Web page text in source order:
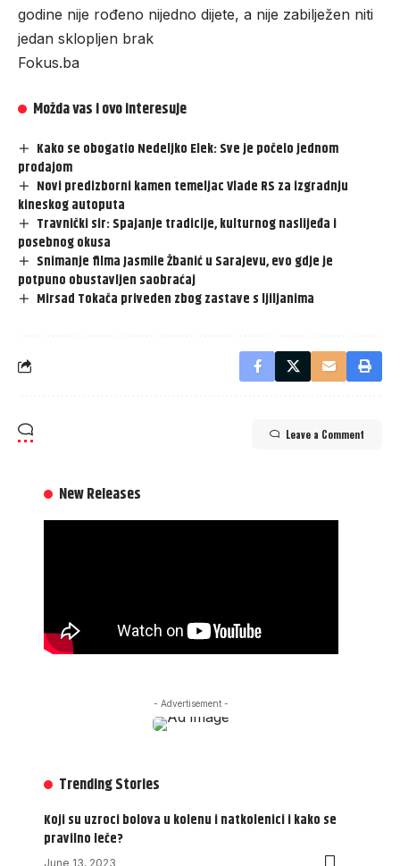
godine nije rođeno nijedno dijete, a nije zabilježen niti
jedan sklopljen brak
Fokus.ba
Možda vas i ovo interesuje
Kako se obogatio Nedeljko Elek: Sve je počelo jednom
prodajom
Novi predizborni kamen temeljac Vlade RS za izgradnju
kineskog autoputa
Travnički sir: Spajanje tradicije, kulturnog naslijeđa i
posebnog okusa
Snimanje filma Jasmile Žbanić u Sarajevu, evo gdje je
potpuno obustavljen saobraćaj
Mirsad Tokača priveden zbog zastave s ljiljanima
Leave a Comment
New Releases
- Advertisement -
Trending Stories
Koji su uzroci bolova u kolenu i natkolenici i kako se
pravilno leče?
June 13, 2023